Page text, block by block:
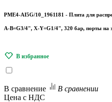
PME4-AI5G/10_1961181 - Плита для
A-B=G3/4", X-Y=G1/4", 320 бар, порты на
В сравнение
В сравнении
Цена с НДС